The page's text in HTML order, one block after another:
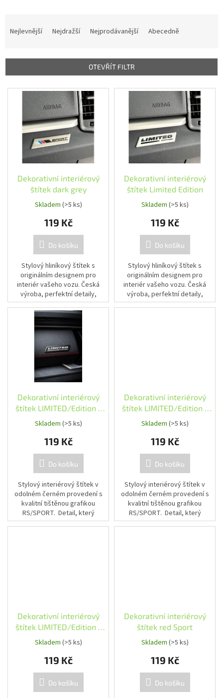
í
p
Nejlevnější Nejdražší Nejprodávanější Abecedně
OTEVŘÍT FILTR
V
Dekorativní interiérový
štítek dark grey
Skladem (>5 ks)
119 Kč
Do košíku
Stylový hliníkový štítek s
originálním designem pro
interiér vašeho vozu. Česká
výroba, perfektní detaily,
profesionální vzhled.
Dekorativní interiérový
štítek Limited Edition
Skladem (>5 ks)
119 Kč
Do košíku
Stylový hliníkový štítek s
originálním designem pro
interiér vašeho vozu. Česká
výroba, perfektní detaily,
profesionální vzhled.
Dekorativní interiérový
štítek LIMITED/Edition -
černé provedení
Skladem (>5 ks)
119 Kč
Do košíku
Stylový interiérový štítek v
odolném černém provedení s
kvalitní tištěnou grafikou
RS/SPORT. Detail, který
zvýrazní sportovní charakter
Dekorativní interiérový
štítek LIMITED/Edition -
černé provedení, červený
detail
Skladem (>5 ks)
119 Kč
Do košíku
Stylový interiérový štítek v
odolném černém provedení s
kvalitní tištěnou grafikou
RS/SPORT. Detail, který
zvýrazní sportovní charakter
Dekorativní interiérový
štítek LIMITED/Edition -
černé provedení,
modročervený detail
Skladem (>5 ks)
119 Kč
Do košíku
Dekorativní interiérový
štítek red Sport
Skladem (>5 ks)
119 Kč
Do košíku